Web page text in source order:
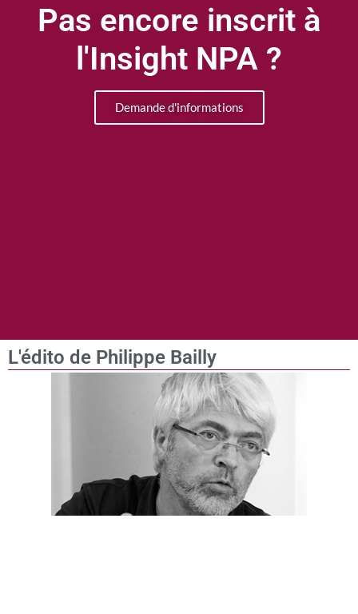
Pas encore inscrit à
l'Insight NPA ?
Demande d'informations
L'édito de Philippe Bailly